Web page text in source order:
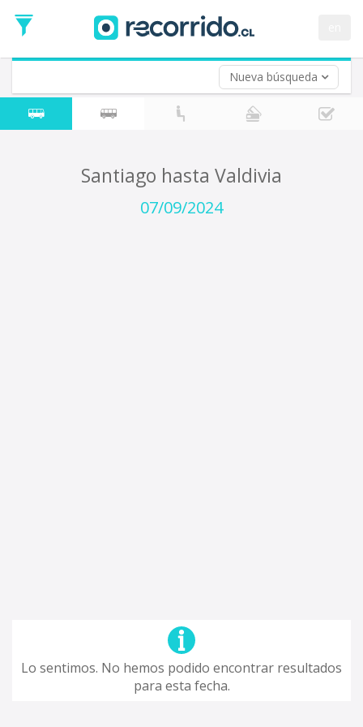
Nueva búsqueda
de
Ida
Vuelta (opcional)
Fecha
de
Santiago hasta Valdivia
07/09/2024
Lo sentimos. No hemos podido encontrar resultados
para esta fecha.